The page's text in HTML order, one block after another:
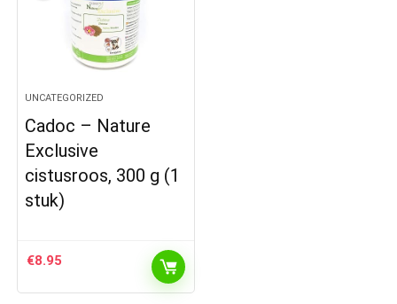
UNCATEGORIZED
Cadoc – Nature
Exclusive
cistusroos, 300 g (1
stuk)
€8.95